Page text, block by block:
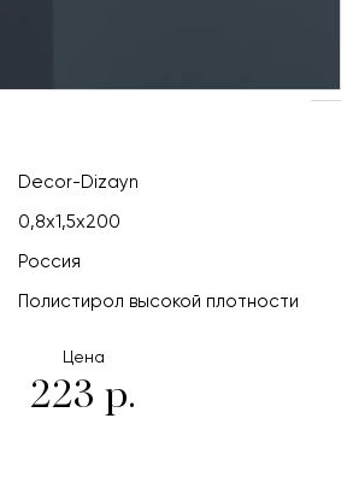
Decor-Dizayn
0,8х1,5х200
Россия
Полистирол высокой плотности
Цена
223 р.